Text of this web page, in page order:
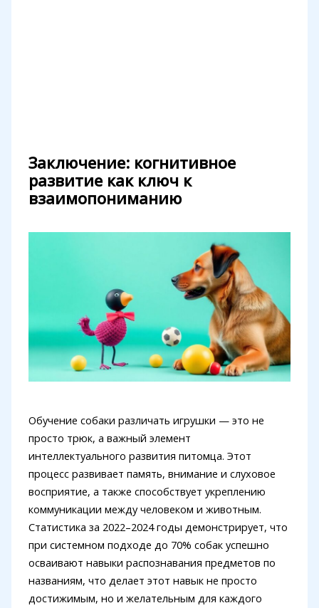
Заключение: когнитивное
развитие как ключ к
взаимопониманию
Обучение собаки различать игрушки — это не
просто трюк, а важный элемент
интеллектуального развития питомца. Этот
процесс развивает память, внимание и слуховое
восприятие, а также способствует укреплению
коммуникации между человеком и животным.
Статистика за 2022–2024 годы демонстрирует, что
при системном подходе до 70% собак успешно
осваивают навыки распознавания предметов по
названиям, что делает этот навык не просто
достижимым, но и желательным для каждого